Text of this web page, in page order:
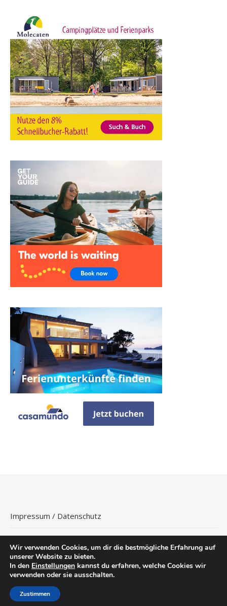
Impressum / Datenschutz
Copyright © 2026Hotels Buchen.
Flüge Hotels
Ashe Theme vonWP
Wir verwenden Cookies, um dir die bestmögliche Erfahrung auf
unserer Website zu bieten.
In den Einstellungen kannst du erfahren, welche Cookies wir
verwenden oder sie ausschalten.
Zustimmen